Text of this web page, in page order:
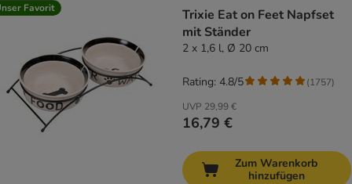
Favorit
Trixie Eat on Feet Napfset
mit Ständer
2 x 1,6 l, Ø 20 cm
UVP 29,99 €
16,79 €
Rating: 4.8/5 (1757)
Zum Warenkorb
hinzufügen